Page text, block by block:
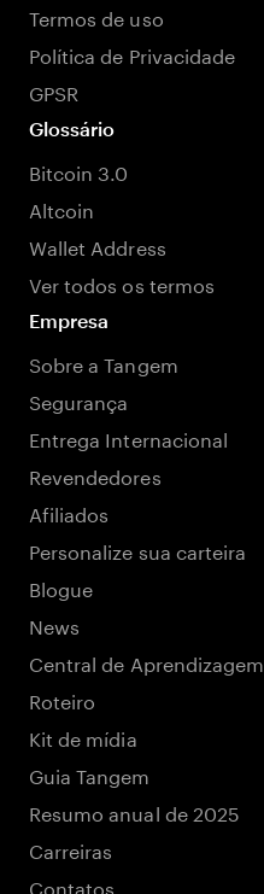
Termos de uso
Política de Privacidade
GPSR
Glossário
Bitcoin 3.0
Altcoin
Wallet Address
Ver todos os termos
Empresa
Sobre a Tangem
Segurança
Entrega Internacional
Revendedores
Afiliados
Personalize sua carteira
Blogue
News
Central de Aprendizagem
Roteiro
Kit de mídia
Guia Tangem
Resumo anual de 2025
Carreiras
Contatos